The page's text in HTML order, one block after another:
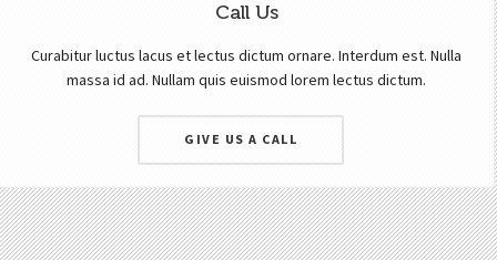
Call Us
Curabitur luctus lacus et lectus dictum ornare. Interdum est. Nulla
massa id ad. Nullam quis euismod lorem lectus dictum.
GIVE US A CALL